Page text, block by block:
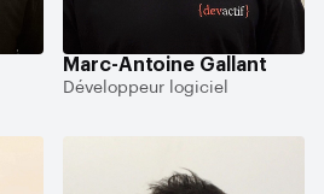
Marc-Antoine Gallant
Développeur logiciel